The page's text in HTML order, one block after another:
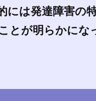
には発達障害の
とが明らかにな